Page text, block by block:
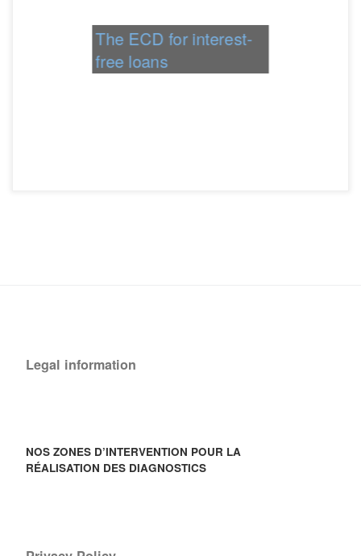
The ECD for interest-
free loans
Legal information
NOS ZONES D’INTERVENTION POUR LA
RÉALISATION DES DIAGNOSTICS